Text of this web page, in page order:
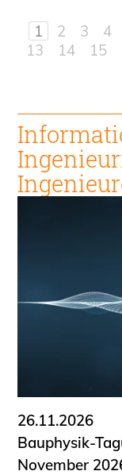
1 2 3 4
13
14 15
Ingenieur
26.11.2026
Bauphysik-
November